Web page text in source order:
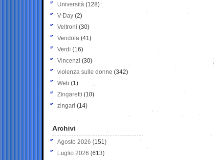
Università (128)
V-Day (2)
Veltroni (30)
Vendola (41)
Verdi (16)
Vincenzi (30)
violenza sulle donne (342)
Web (1)
Zingaretti (10)
zingari (14)
Archivi
Agosto 2026 (151)
Luglio 2026 (613)